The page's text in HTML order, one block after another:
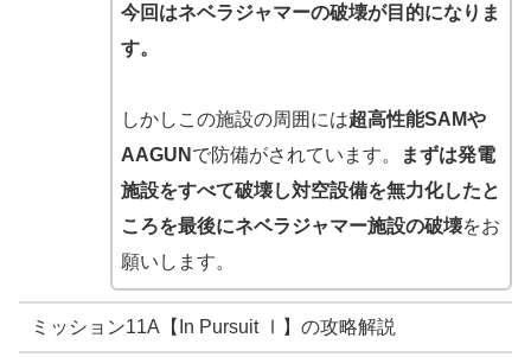
今回はネベラジャマーの破壊が目的になりま
す。
しかしこの施設の周囲には超高性能SAMや
AAGUN で防備がされています。
まずは発電
施設をすべて破壊し対空設備を無力化したと
ころを最後にネベラジャマー施設の破壊をお
願いします。
ミッション11A【In Pursuit Ⅰ】の攻略解説